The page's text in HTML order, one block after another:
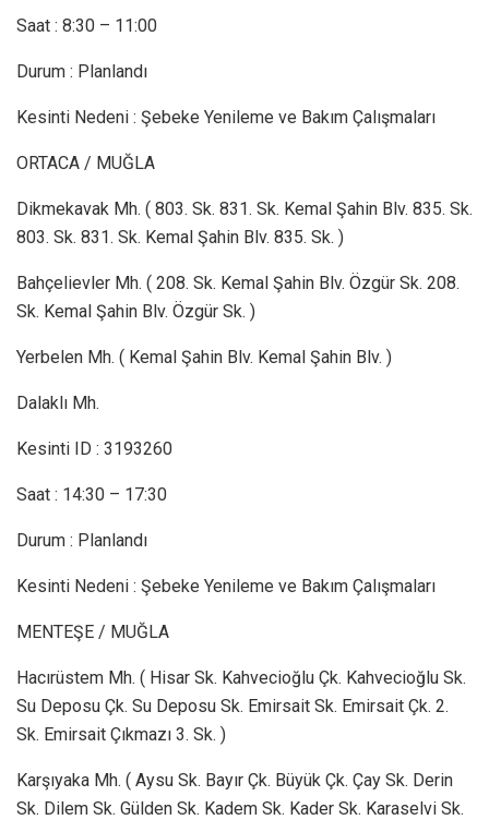
Saat : 8:30 – 11:00
Durum : Planlandı
Kesinti Nedeni : Şebeke Yenileme ve Bakım Çalışmaları
ORTACA / MUĞLA
Dikmekavak Mh. ( 803. Sk. 831. Sk. Kemal Şahin Blv. 835. Sk.
803. Sk. 831. Sk. Kemal Şahin Blv. 835. Sk. )
Bahçelievler Mh. ( 208. Sk. Kemal Şahin Blv. Özgür Sk. 208.
Sk. Kemal Şahin Blv. Özgür Sk. )
Yerbelen Mh. ( Kemal Şahin Blv. Kemal Şahin Blv. )
Dalaklı Mh.
Kesinti ID : 3193260
Saat : 14:30 – 17:30
Durum : Planlandı
Kesinti Nedeni : Şebeke Yenileme ve Bakım Çalışmaları
MENTEŞE / MUĞLA
Hacırüstem Mh. ( Hisar Sk. Kahvecioğlu Çk. Kahvecioğlu Sk.
Su Deposu Çk. Su Deposu Sk. Emirsait Sk. Emirsait Çk. 2.
Sk. Emirsait Çıkmazı 3. Sk. )
Karşıyaka Mh. ( Aysu Sk. Bayır Çk. Büyük Çk. Çay Sk. Derin
Sk. Dilem Sk. Gülden Sk. Kadem Sk. Kader Sk. Karaselvi Sk.